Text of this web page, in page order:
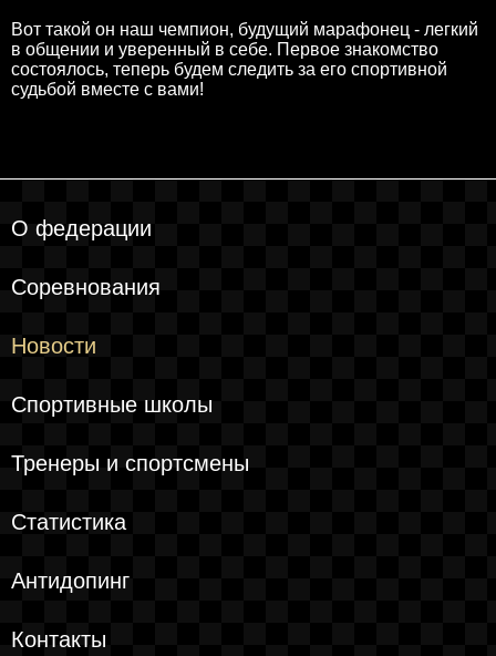
Вот такой он наш чемпион, будущий марафонец - легкий
в общении и уверенный в себе. Первое знакомство
состоялось, теперь будем следить за его спортивной
судьбой вместе с вами!
О федерации
Соревнования
Новости
Спортивные школы
Тренеры и спортсмены
Статистика
Антидопинг
Контакты